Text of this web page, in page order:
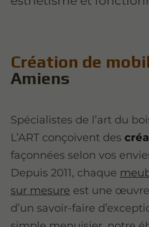
Création de
Amiens
Spécialistes de l’art du
L’ART conçoivent des
façonnées selon vos
Depuis 2011, chaque
sur mesure est une
d’un savoir-faire